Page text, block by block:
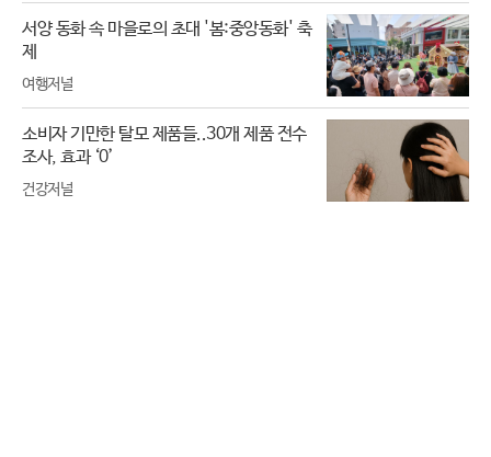
서양 동화 속 마을로의 초대 '봄:중앙동화' 축
제
여행저널
소비자 기만한 탈모 제품들..30개 제품 전수
조사, 효과 ‘0’
건강저널